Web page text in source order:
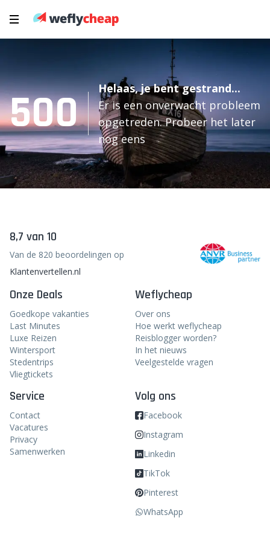
500
Helaas, je bent gestrand...
Er is een onverwacht probleem
opgetreden. Probeer het later
nog eens
8,7 van 10
Van de 820 beoordelingen op
Klantenvertellen.nl
Onze Deals
Goedkope vakanties
Last Minutes
Luxe Reizen
Wintersport
Stedentrips
Vliegtickets
Weflycheap
Over ons
Hoe werkt weflycheap
Reisblogger worden?
In het nieuws
Veelgestelde vragen
Service
Contact
Vacatures
Privacy
Samenwerken
Volg ons
Facebook
Instagram
Linkedin
TikTok
Pinterest
WhatsApp